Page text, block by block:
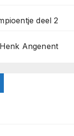
deel 2
Angenent